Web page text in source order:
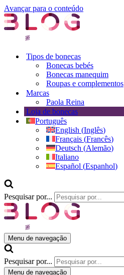
Avançar para o conteúdo
Tipos de bonecas
Bonecas bebés
Bonecas manequim
Roupas e complementos
Marcas
Paola Reina
Loja de bonecas
Português
English (Inglês)
Français (Francês)
Deutsch (Alemão)
Italiano
Español (Espanhol)
Pesquisar por...
Menu de navegação
Pesquisar por...
Menu de navegação